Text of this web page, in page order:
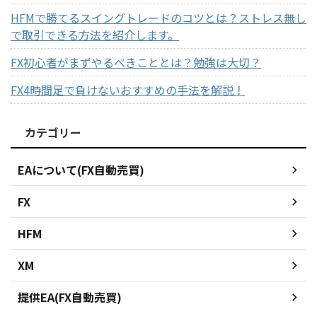
HFMで勝てるスイングトレードのコツとは？ストレス無し
で取引できる方法を紹介します。
FX初心者がまずやるべきこととは？勉強は大切？
FX4時間足で負けないおすすめの手法を解説！
カテゴリー
EAについて(FX自動売買)
FX
HFM
XM
提供EA(FX自動売買)